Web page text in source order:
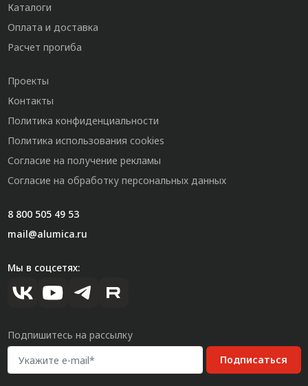
Каталоги
Оплата и доставка
Расчет прогиба
Проекты
Контакты
Политика конфиденциальности
Политика использования cookies
Согласие на получение рекламы
Согласие на обработку персональных данных
8 800 505 49 53
mail@alumica.ru
Мы в соцсетях:
Подпишитесь на рассылку
Подписаться